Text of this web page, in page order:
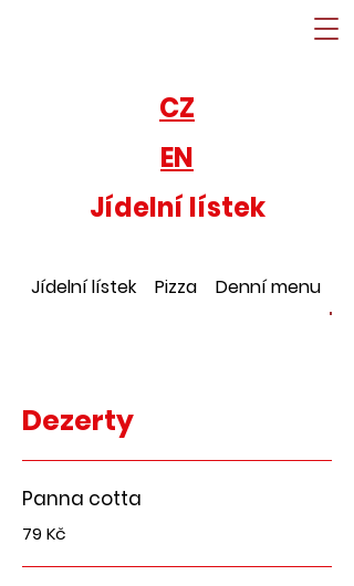
CZ
EN
Jídelní lístek
Jídelní lístek Pizza Denní menu
Dezerty
Panna cotta
79 Kč